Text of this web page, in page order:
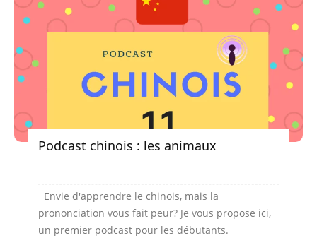
Podcast chinois : les animaux
Envie d'apprendre le chinois, mais la
prononciation vous fait peur? Je vous propose ici,
un premier podcast pour les débutants.